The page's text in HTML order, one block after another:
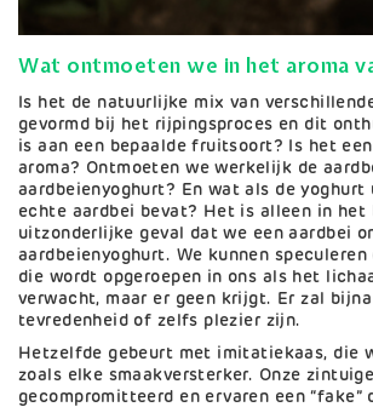
Wat ontmoeten we in het aroma
Is het de natuurlijke mix van
gevormd bij het rijpingsproces en dit
is aan een bepaalde fruitsoort? Is het
aroma? Ontmoeten we werkelijk de
aardbeienyoghurt? En wat als de
echte aardbei bevat? Het is alleen in het
uitzonderlijke geval dat we een aardbei
aardbeienyoghurt. We kunnen
die wordt opgeroepen in ons als het
verwacht, maar er geen krijgt. Er zal
tevredenheid of zelfs plezier zijn.
Hetzelfde gebeurt met imitatiekaas, die
zoals elke smaakversterker. Onze
gecompromitteerd en ervaren een “fake”